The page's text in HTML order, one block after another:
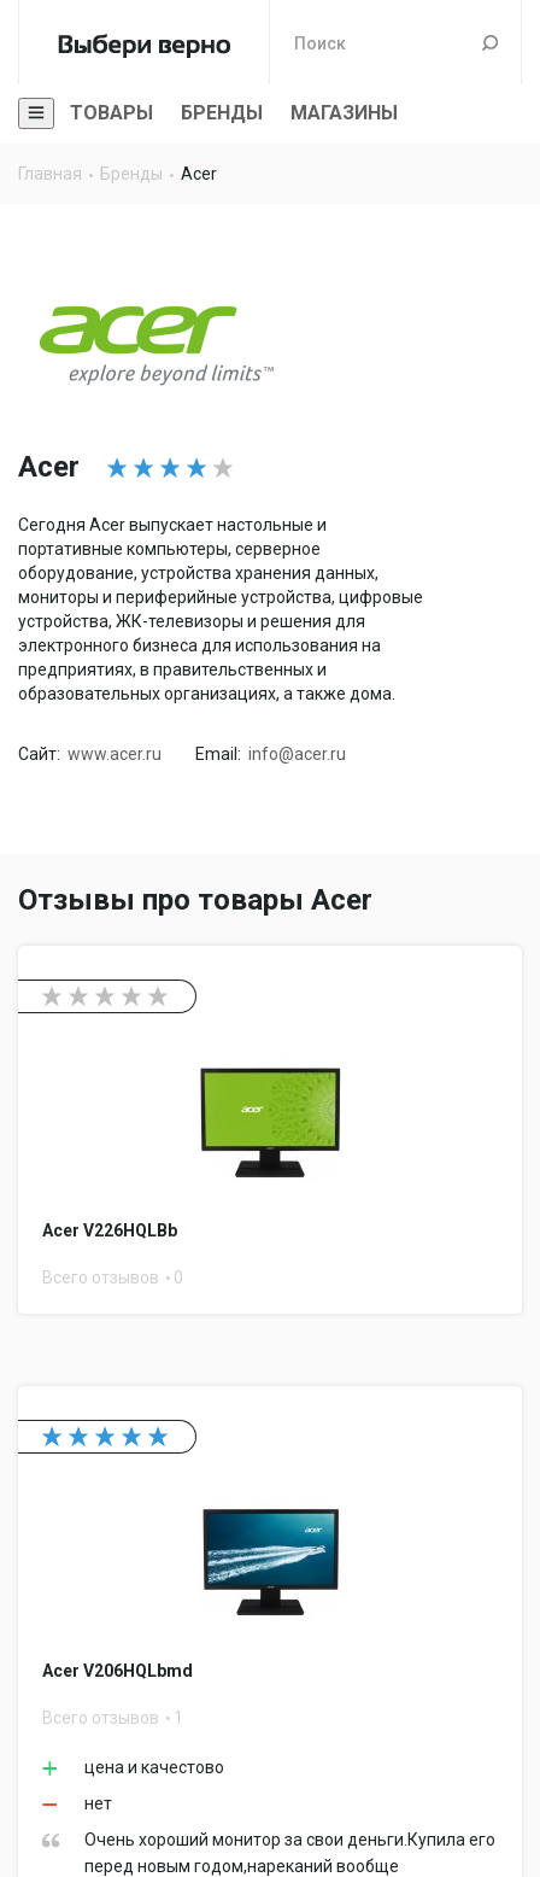
ТОВАРЫ БРЕНДЫ МАГАЗИНЫ
Главная Бренды Acer
Acer
Сегодня Acer выпускает настольные и
портативные компьютеры, серверное
оборудование, устройства хранения данных,
мониторы и периферийные устройства, цифровые
устройства, ЖК-телевизоры и решения для
электронного бизнеса для использования на
предприятиях, в правительственных и
образовательных организациях, а также дома.
Сайт: www.acer.ru Email: info@acer.ru
Отзывы про товары Acer
Acer V226HQLBb
Всего отзывов 0
Acer V206HQLbmd
Всего отзывов 1
цена и качестово
нет
Очень хороший монитор за свои деньги.Купила его
перед новым годом,нареканий вообще